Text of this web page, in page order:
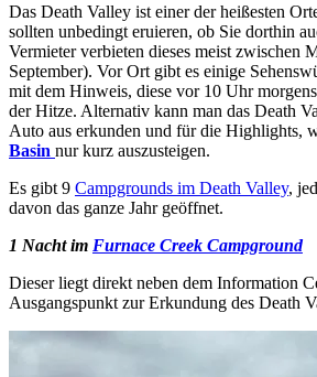
Das Death Valley ist einer der heißesten
sollten unbedingt eruieren, ob Sie dorthin
Vermieter verbieten dieses meist zwischen
September). Vor Ort gibt es einige
mit dem Hinweis, diese vor 10 Uhr
der Hitze. Alternativ kann man das Death
Auto aus erkunden und für die Highlights,
Basin nur kurz auszusteigen.
Es gibt 9 Campgrounds im Death Valley,
davon das ganze Jahr geöffnet.
1 Nacht im Furnace Creek Campground
Dieser liegt direkt neben dem Information
Ausgangspunkt zur Erkundung des Death